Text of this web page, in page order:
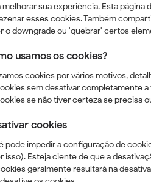
melhorar sua experiência. Esta
esses cookies. Também
o downgrade ou 'quebrar' certos
usamos os cookies?
cookies por vários motivos,
sem desativar completamente
se não tiver certeza se precisa
cookies
pode impedir a configuração de
isso). Esteja ciente de que a
geralmente resultará na